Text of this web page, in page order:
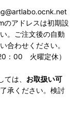
のアドレスは初期設
。ご注文後の自動
合わせください。
：00 火曜定休）
は、 お取扱い可
承ください。検討